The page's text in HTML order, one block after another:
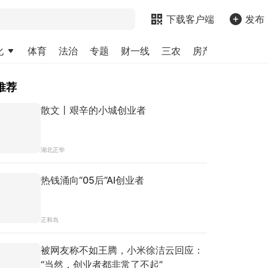
下载客户端 发布
体育 法治 专题 财一线 三农 房产
荐
散文丨艰辛的小城创业者
湖北正华
热钱涌向“05后”AI创业者
正和岛
被网友称不如王腾，小米徐洁云回应：
“当然，创业者都非常了不起”